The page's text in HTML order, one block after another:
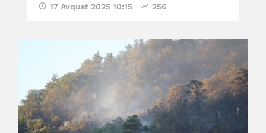
17 Avqust 2025 10:15 256